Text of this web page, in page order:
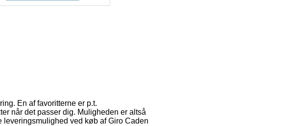
En af favoritterne er p.t.
når det passer dig. Muligheden er altså
ved køb af Giro Caden